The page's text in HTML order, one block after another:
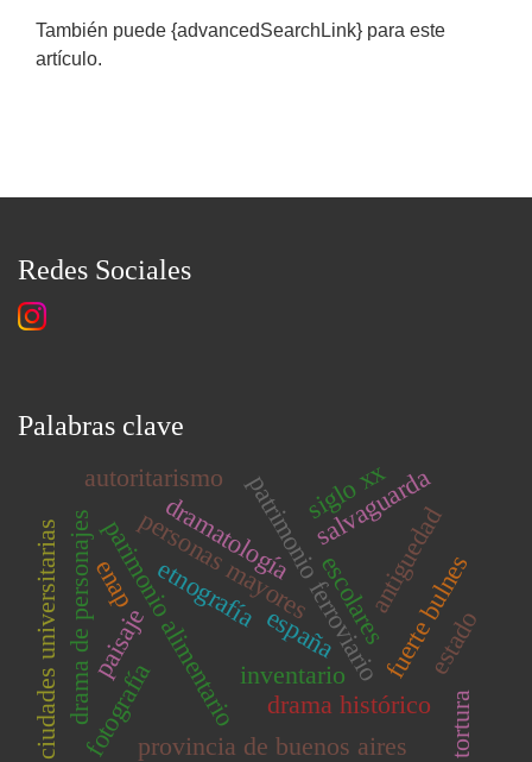
También puede {advancedSearchLink} para este
artículo.
Redes Sociales
Palabras clave
escolares
parimonio alimentariopatrimonio ferroviario
dramatología
drama de personajes drama histórico
fuerte bulnes
personas mayoressalvaguarda
antiguedad
inventario estado
autoritarismo
provincia de buenos aires
fotografía
siglo xx
españa
ciudades universitarias etnografía
paisaje
enap
tortura